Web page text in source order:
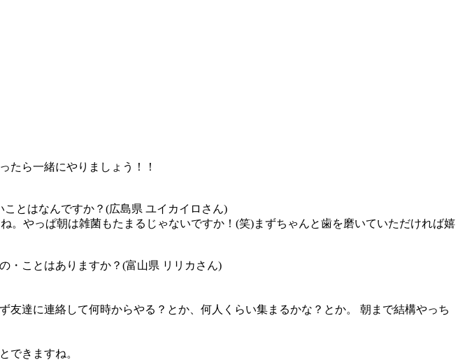
たら一緒にやりましょう！！
とはなんですか？(広島県 ユイカイロさん)
。やっぱ朝は雑菌もたまるじゃないですか！(笑)まずちゃんと歯を磨いていただければ嬉
・ことはありますか？(富山県 リリカさん)
達に連絡して何時からやる？とか、何人くらい集まるかな？とか。 朝まで結構やっち
できますね。